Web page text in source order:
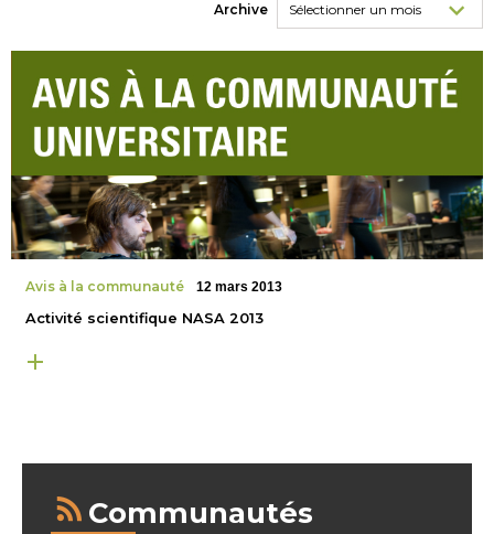
Archive
Avis à la communauté 12 mars 2013
Activité scientifique NASA 2013
Communautés